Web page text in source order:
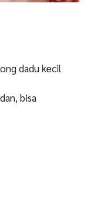
dadu kecil
bisa